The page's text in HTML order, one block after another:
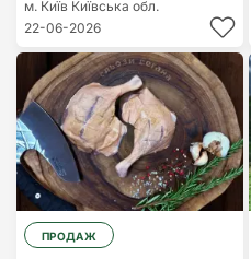
м. Київ Київська обл.
22-06-2026
ПРОДАЖ